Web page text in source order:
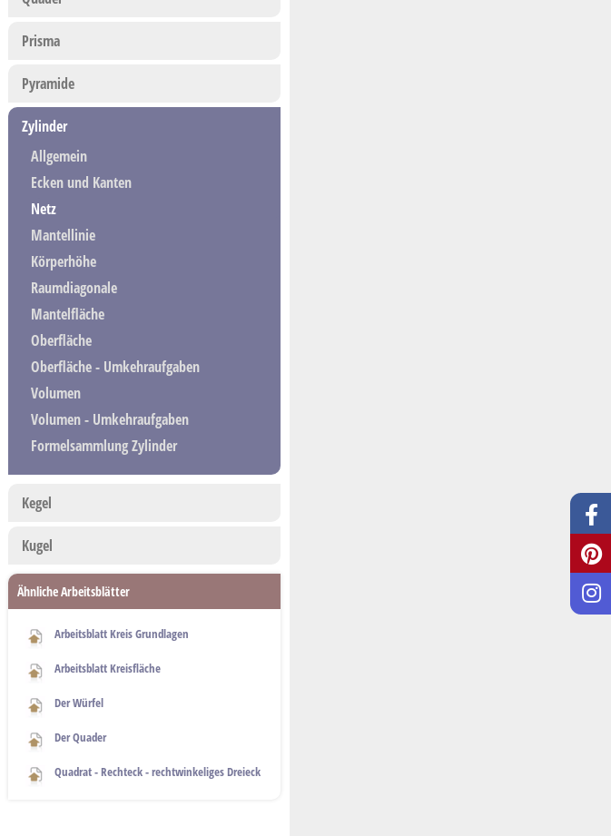
Prisma
Pyramide
Zylinder
Allgemein
Ecken und Kanten
Netz
Mantellinie
Körperhöhe
Raumdiagonale
Mantelfläche
Oberfläche
Oberfläche - Umkehraufgaben
Volumen
Volumen - Umkehraufgaben
Formelsammlung Zylinder
Kegel
Kugel
Ähnliche Arbeitsblätter
Arbeitsblatt Kreis Grundlagen
Arbeitsblatt Kreisfläche
Der Würfel
Der Quader
Quadrat - Rechteck - rechtwinkeliges Dreieck